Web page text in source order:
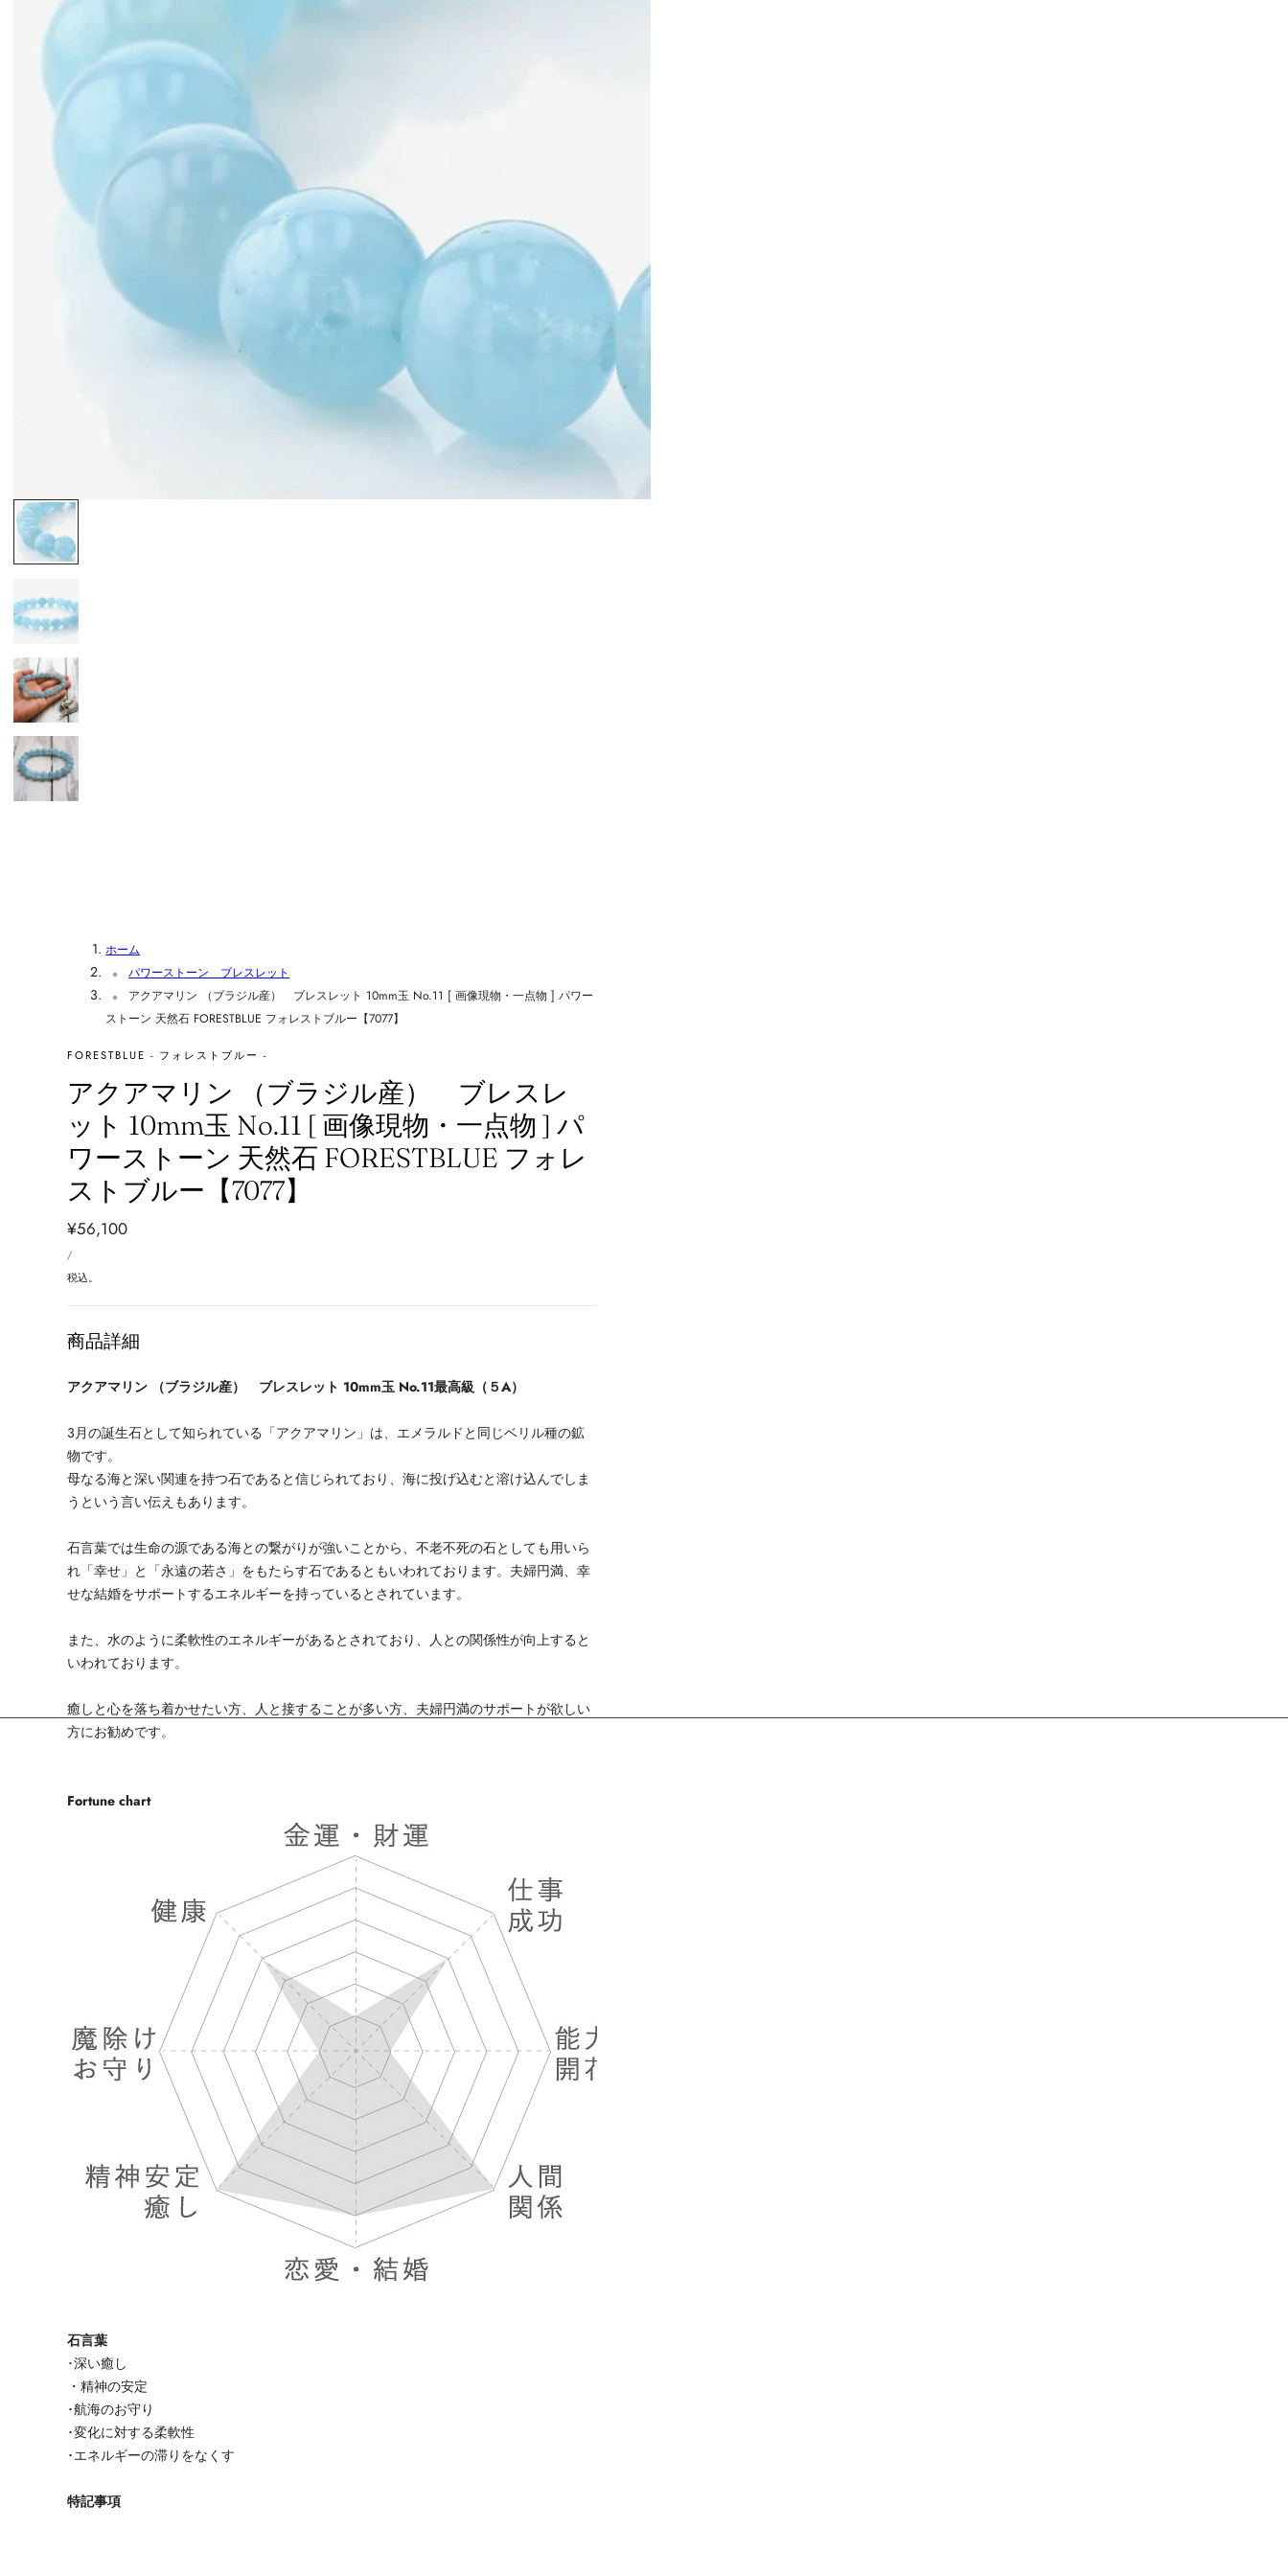
ホーム
パワーストーン ブレスレット
アクアマリン （ブラジル産） ブレスレット 10mm玉 No.11 [ 画像現物・一点物 ] パワー
ストーン 天然石 FORESTBLUE フォレストブルー【7077】
FORESTBLUE - フォレストブルー -
アクアマリン （ブラジル産） ブレスレ
ット 10mm玉 No.11 [ 画像現物・一点物 ] パ
ワーストーン 天然石 FORESTBLUE フォレ
ストブルー【7077】
通
常
価
¥56,100
価/あ
り
税込。
商品詳細
アクアマリン （ブラジル産） ブレスレット 10mm玉 No.11最高級（５A）
3月の誕生石として知られている「アクアマリン」は、エメラルドと同じベリル種の鉱
物です。
母なる海と深い関連を持つ石であると信じられており、海に投げ込むと溶け込んでしま
うという言い伝えもあります。
石言葉では生命の源である海との繋がりが強いことから、不老不死の石としても用いら
れ「幸せ」と「永遠の若さ」をもたらす石であるともいわれております。夫婦円満、幸
せな結婚をサポートするエネルギーを持っているとされています。
また、水のように柔軟性のエネルギーがあるとされており、人との関係性が向上すると
いわれております。
癒しと心を落ち着かせたい方、人と接することが多い方、夫婦円満のサポートが欲しい
方にお勧めです。
Fortune chart
石言葉
･深い癒し
・精神の安定
･航海のお守り
･変化に対する柔軟性
･エネルギーの滞りをなくす
特記事項